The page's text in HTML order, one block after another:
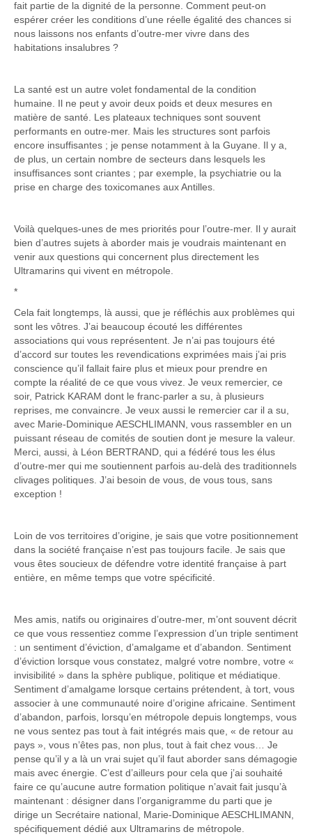
fait partie de la dignité de la personne. Comment peut-on
espérer créer les conditions d’une réelle égalité des chances si
nous laissons nos enfants d’outre-mer vivre dans des
habitations insalubres ?
La santé est un autre volet fondamental de la condition
humaine. Il ne peut y avoir deux poids et deux mesures en
matière de santé. Les plateaux techniques sont souvent
performants en outre-mer. Mais les structures sont parfois
encore insuffisantes ; je pense notamment à la Guyane. Il y a,
de plus, un certain nombre de secteurs dans lesquels les
insuffisances sont criantes ; par exemple, la psychiatrie ou la
prise en charge des toxicomanes aux Antilles.
Voilà quelques-unes de mes priorités pour l’outre-mer. Il y aurait
bien d’autres sujets à aborder mais je voudrais maintenant en
venir aux questions qui concernent plus directement les
Ultramarins qui vivent en métropole.
*
Cela fait longtemps, là aussi, que je réfléchis aux problèmes qui
sont les vôtres. J’ai beaucoup écouté les différentes
associations qui vous représentent. Je n’ai pas toujours été
d’accord sur toutes les revendications exprimées mais j’ai pris
conscience qu’il fallait faire plus et mieux pour prendre en
compte la réalité de ce que vous vivez. Je veux remercier, ce
soir, Patrick KARAM dont le franc-parler a su, à plusieurs
reprises, me convaincre. Je veux aussi le remercier car il a su,
avec Marie-Dominique AESCHLIMANN, vous rassembler en un
puissant réseau de comités de soutien dont je mesure la valeur.
Merci, aussi, à Léon BERTRAND, qui a fédéré tous les élus
d’outre-mer qui me soutiennent parfois au-delà des traditionnels
clivages politiques. J’ai besoin de vous, de vous tous, sans
exception !
Loin de vos territoires d’origine, je sais que votre positionnement
dans la société française n’est pas toujours facile. Je sais que
vous êtes soucieux de défendre votre identité française à part
entière, en même temps que votre spécificité.
Mes amis, natifs ou originaires d’outre-mer, m’ont souvent décrit
ce que vous ressentiez comme l’expression d’un triple sentiment
: un sentiment d’éviction, d’amalgame et d’abandon. Sentiment
d’éviction lorsque vous constatez, malgré votre nombre, votre «
invisibilité » dans la sphère publique, politique et médiatique.
Sentiment d’amalgame lorsque certains prétendent, à tort, vous
associer à une communauté noire d’origine africaine. Sentiment
d’abandon, parfois, lorsqu’en métropole depuis longtemps, vous
ne vous sentez pas tout à fait intégrés mais que, « de retour au
pays », vous n’êtes pas, non plus, tout à fait chez vous… Je
pense qu’il y a là un vrai sujet qu’il faut aborder sans démagogie
mais avec énergie. C’est d’ailleurs pour cela que j’ai souhaité
faire ce qu’aucune autre formation politique n’avait fait jusqu’à
maintenant : désigner dans l’organigramme du parti que je
dirige un Secrétaire national, Marie-Dominique AESCHLIMANN,
spécifiquement dédié aux Ultramarins de métropole.